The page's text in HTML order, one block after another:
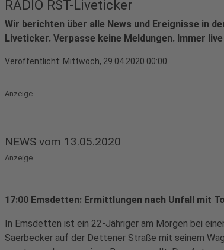
RADIO RST-Liveticker
Wir berichten über alle News und Ereignisse in
Liveticker. Verpasse keine Meldungen. Immer
Veröffentlicht: Mittwoch, 29.04.2020 00:00
Anzeige
NEWS vom 13.05.2020
Anzeige
17:00 Emsdetten: Ermittlungen nach Unfall mit
In Emsdetten ist ein 22-Jähriger am Morgen bei
Saerbecker auf der Dettener Straße mit seinem